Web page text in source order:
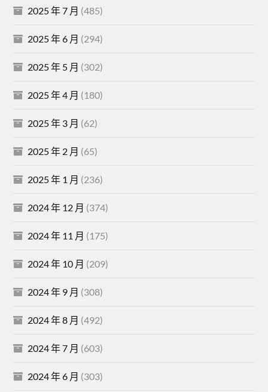
2025 年 7 月 (485)
2025 年 6 月 (294)
2025 年 5 月 (302)
2025 年 4 月 (180)
2025 年 3 月 (62)
2025 年 2 月 (65)
2025 年 1 月 (236)
2024 年 12 月 (374)
2024 年 11 月 (175)
2024 年 10 月 (209)
2024 年 9 月 (308)
2024 年 8 月 (492)
2024 年 7 月 (603)
2024 年 6 月 (303)